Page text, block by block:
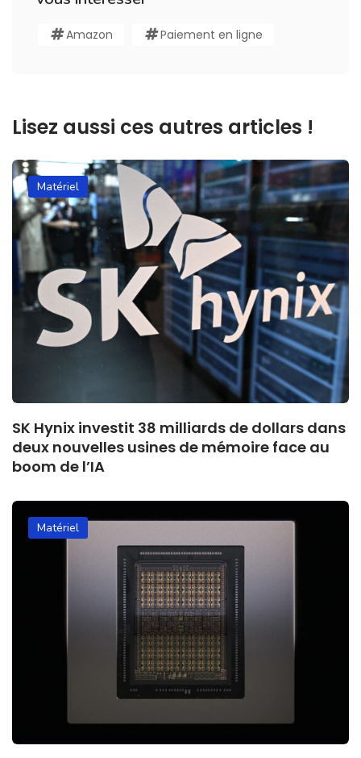
Amazon Paiement en ligne
Lisez aussi ces autres articles !
Matériel
SK Hynix investit 38 milliards de dollars dans
deux nouvelles usines de mémoire face au
boom de l’IA
Matériel